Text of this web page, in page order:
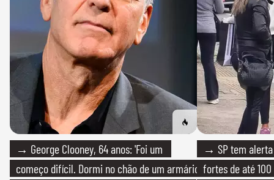
→ George Clooney, 64 anos: 'Foi um
começo difícil. Dormi no chão de um armário
→ SP tem
fortes de até